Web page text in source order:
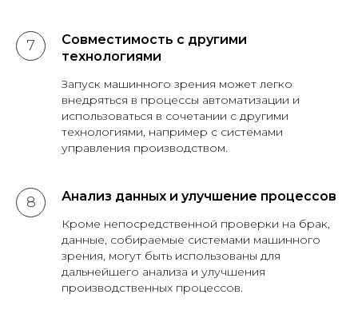
Совместимость с другими
технологиями
Запуск машинного зрения может легко
внедряться в процессы автоматизации и
использоваться в сочетании с другими
технологиями, например с системами
управления производством.
Анализ данных и улучшение процессов
Кроме непосредственной проверки на брак,
данные, собираемые системами машинного
зрения, могут быть использованы для
дальнейшего анализа и улучшения
производственных процессов.